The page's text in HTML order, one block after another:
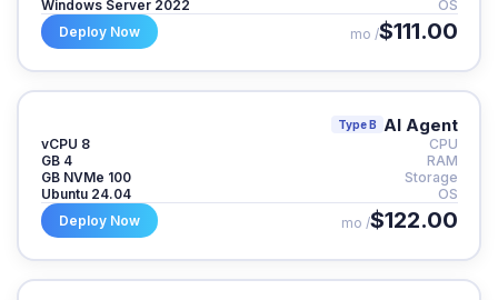
OS
Windows Server 2022
$111.00
/ mo
Deploy Now
AI Agent
Type B
CPU
8 vCPU
RAM
4 GB
Storage
100 GB NVMe
OS
Ubuntu 24.04
$122.00
/ mo
Deploy Now